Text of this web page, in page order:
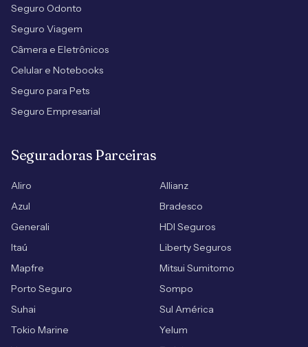
Seguro Odonto
Seguro Viagem
Câmera e Eletrônicos
Celular e Notebooks
Seguro para Pets
Seguro Empresarial
Seguradoras Parceiras
Aliro
Allianz
Azul
Bradesco
Generali
HDI Seguros
Itaú
Liberty Seguros
Mapfre
Mitsui Sumitomo
Porto Seguro
Sompo
Suhai
Sul América
Tokio Marine
Yelum